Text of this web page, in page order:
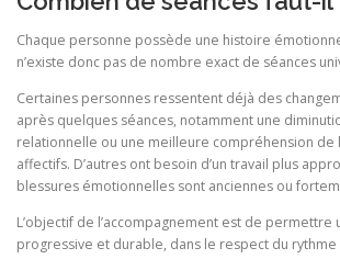
Chaque personne possède une histoire
n’existe donc pas de nombre exact de séances
Certaines personnes ressentent déjà des
après quelques séances, notamment une
relationnelle ou une meilleure compréhension de
affectifs. D’autres ont besoin d’un travail plus
blessures émotionnelles sont anciennes ou
L’objectif de l’accompagnement est de permettre
progressive et durable, dans le respect du rythme